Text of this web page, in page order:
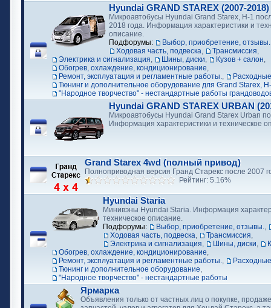
Hyundai GRAND STAREX (2007-2018)
Микроавтобусы Hyundai Grand Starex, H-1
2018 года. Информация характеристики и
описание.
Подфорумы:
Выбор, приобретение, отзывы.
Ходовая часть, подвеска, Трансмиссия,
Электрика и сигнализация, Шины, диски, Кузов + салон,
Обогрев, охлаждение, кондиционирование,
Ремонт, эксплуатация и регламентные работы.,
Тюнинг и дополнительное оборудование для Grand Starex,
"Народное творчество" - нестандартные работы
Hyundai GRAND STAREX URBAN
Микроавтобусы Hyundai Grand Starex Urban
Информация характеристики и техническое
Grand Starex 4wd (полный привод)
Полноприводная версия Гранд Старекс после 2007
Рейтинг: 5.16%
Hyundai Staria
Минивэны Hyundai Staria. Информация
техническое описание.
Подфорумы:
Выбор, приобретение, отзывы.,
Ходовая часть, подвеска, Трансмиссия,
Электрика и сигнализация, Шины, диски,
Обогрев, охлаждение, кондиционирование,
Ремонт, эксплуатация и регламентные работы.,
Тюнинг и дополнительное оборудование,
"Народное творчество" - нестандартные работы
Ярмарка
Объявления только от частных лиц о покупке,